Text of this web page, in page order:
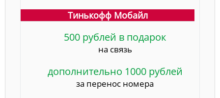
Тинькофф Мобайл
500 рублей в подарок
на связь
дополнительно 1000 рублей
за перенос номера